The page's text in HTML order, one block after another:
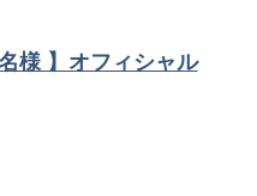
様 】オフィシャル